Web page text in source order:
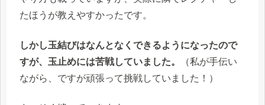
たほうが教えやすかったです。
しかし玉結びはなんとなくできるようになったので
すが、玉止めには苦戦していました。
（私が手伝い
ながら、ですが頑張って挑戦していました！）